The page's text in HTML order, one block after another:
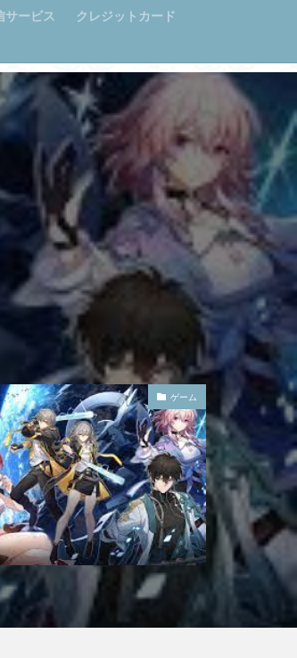
サービス
クレジットカード
ゲーム